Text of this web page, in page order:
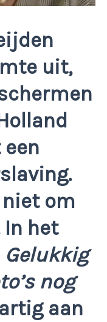
uit,
niet om
het
Gelukkig
nog
aan